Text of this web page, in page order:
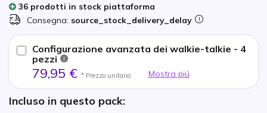
36 prodotti in stock piattaforma
Consegna: source_stock_delivery_delay
Configurazione avanzata dei walkie-talkie - 4
pezzi
79,95 € * Prezzo unitario Mostra piú
Incluso in questo pack: